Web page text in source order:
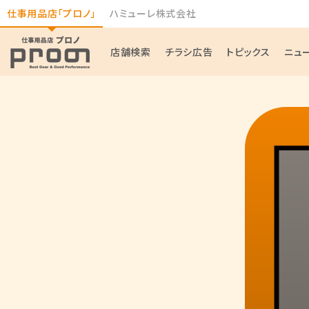
仕事用品店「プロノ」 ハミューレ株式会社
店舗検索 チラシ広告 トピックス ニュ